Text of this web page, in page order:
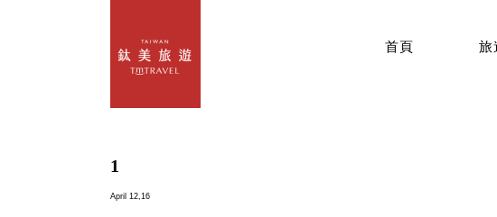
首頁 旅
1
April 12,16